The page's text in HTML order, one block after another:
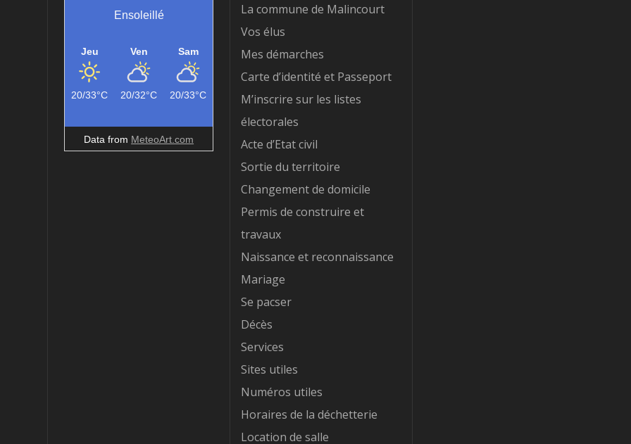
Ensoleillé
Jeu
20/33°C
Ven
20/32°C
Sam
20/33°C
Data from MeteoArt.com
La commune de Malincourt
Vos élus
Mes démarches
Carte d’identité et Passeport
M’inscrire sur les listes
électorales
Acte d’Etat civil
Sortie du territoire
Changement de domicile
Permis de construire et
travaux
Naissance et reconnaissance
Mariage
Se pacser
Décès
Services
Sites utiles
Numéros utiles
Horaires de la déchetterie
Location de salle